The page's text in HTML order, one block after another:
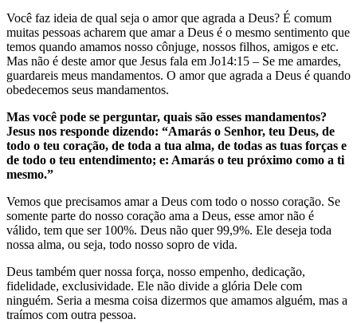
Você faz ideia de qual seja o amor que agrada a Deus? É comum
muitas pessoas acharem que amar a Deus é o mesmo sentimento que
temos quando amamos nosso cônjuge, nossos filhos, amigos e etc.
Mas não é deste amor que Jesus fala em Jo14:15 – Se me amardes,
guardareis meus mandamentos. O amor que agrada a Deus é quando
obedecemos seus mandamentos.
Mas você pode se perguntar, quais são esses mandamentos?
Jesus nos responde dizendo: “Amarás o Senhor, teu Deus, de
todo o teu coração, de toda a tua alma, de todas as tuas forças e
de todo o teu entendimento; e: Amarás o teu próximo como a ti
mesmo.”
Vemos que precisamos amar a Deus com todo o nosso coração. Se
somente parte do nosso coração ama a Deus, esse amor não é
válido, tem que ser 100%. Deus não quer 99,9%. Ele deseja toda
nossa alma, ou seja, todo nosso sopro de vida.
Deus também quer nossa força, nosso empenho, dedicação,
fidelidade, exclusividade. Ele não divide a glória Dele com
ninguém. Seria a mesma coisa dizermos que amamos alguém, mas a
traímos com outra pessoa.